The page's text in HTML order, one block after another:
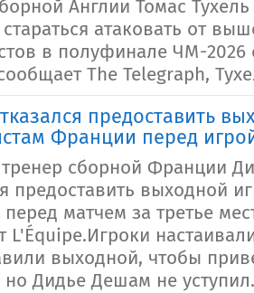
Англии Томас
атаковать от
в полуфинале ЧМ-2026
The Telegraph,
предоставить
Франции перед
сборной Франции
предоставить выходной
матчем за третье
L'Équipe.Игроки
выходной, чтобы
но Дидье Дешам не